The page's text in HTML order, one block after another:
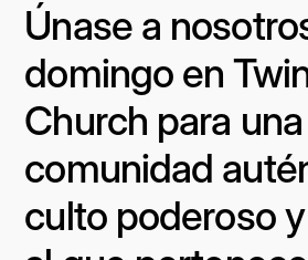
Únase a
domingo en
Church para una
comunidad
culto poderoso